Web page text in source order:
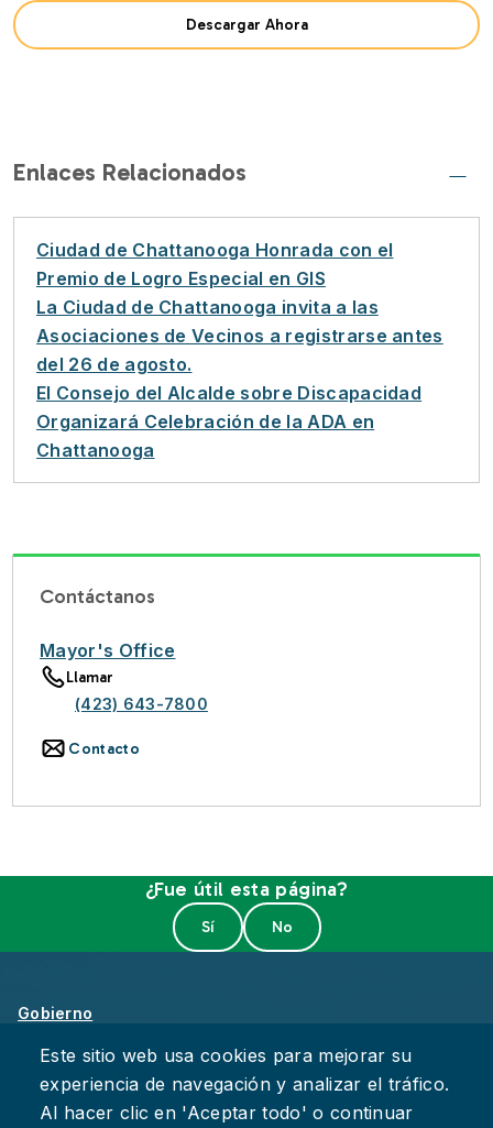
Descargar Ahora
Enlaces Relacionados
Ciudad de Chattanooga Honrada con el
Premio de Logro Especial en GIS
La Ciudad de Chattanooga invita a las
Asociaciones de Vecinos a registrarse antes
del 26 de agosto.
El Consejo del Alcalde sobre Discapacidad
Organizará Celebración de la ADA en
Chattanooga
Contáctanos
Mayor's Office
Llamar
(423) 643-7800
Contacto
¿Fue útil esta página?
Gobierno
Sobre Chattanooga
Empleos
Política de Privacidad
Este sitio web usa cookies para mejorar su
experiencia de navegación y analizar el tráfico.
Al hacer clic en 'Aceptar todo' o continuar